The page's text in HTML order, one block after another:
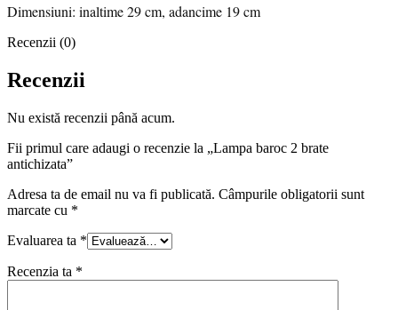
Dimensiuni: inaltime 29 cm, adancime 19 cm
Recenzii (0)
Recenzii
Nu există recenzii până acum.
Fii primul care adaugi o recenzie la „Lampa baroc 2 brate
antichizata”
Adresa ta de email nu va fi publicată. Câmpurile obligatorii sunt
marcate cu *
Evaluarea ta *
Recenzia ta *